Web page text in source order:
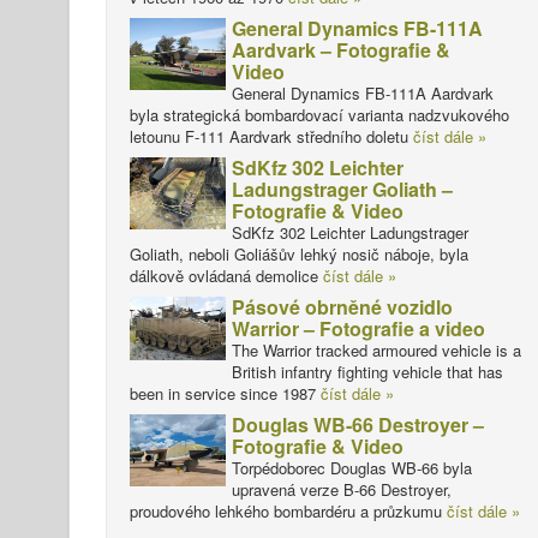
General Dynamics FB-111A
Aardvark – Fotografie &
Video
General Dynamics FB-111A Aardvark
byla strategická bombardovací varianta nadzvukového
letounu F-111 Aardvark středního doletu číst dále »
SdKfz 302 Leichter
Ladungstrager Goliath –
Fotografie & Video
SdKfz 302 Leichter Ladungstrager
Goliath, neboli Goliášův lehký nosič náboje, byla
dálkově ovládaná demolice číst dále »
Pásové obrněné vozidlo
Warrior – Fotografie a video
The Warrior tracked armoured vehicle is a
British infantry fighting vehicle that has
been in service since 1987 číst dále »
Douglas WB-66 Destroyer –
Fotografie & Video
Torpédoborec Douglas WB-66 byla
upravená verze B-66 Destroyer,
proudového lehkého bombardéru a průzkumu číst dále »